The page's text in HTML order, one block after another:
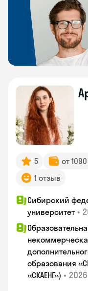
5 от
1 отзыв
Сибирский
университет •
образования
«СКАЕНГ») •